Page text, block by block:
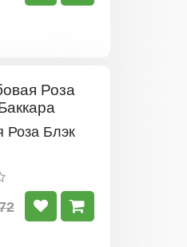
Роза Блэк